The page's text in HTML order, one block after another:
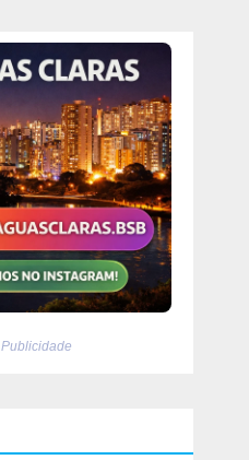
Publicidade